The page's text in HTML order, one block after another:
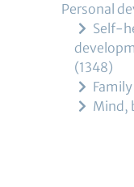
Personal
Self-
1348
Mind,